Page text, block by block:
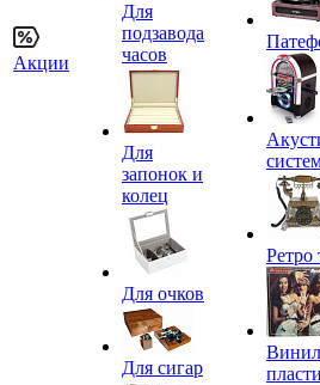
Акции
Для
подзавода
часов
Для
запонок и
колец
Для очков
Для сигар
Ретро